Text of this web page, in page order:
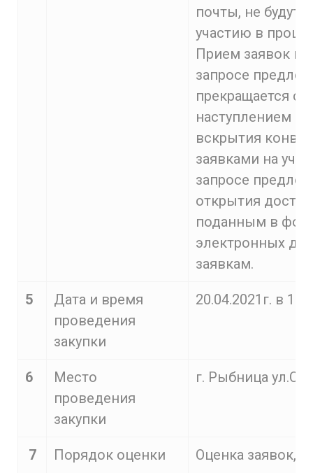
почты, не будут
участию в
Прием заявок на
запросе
прекращается с
наступлением
вскрытия
заявками на
запросе
открытия
поданным в
электронных
заявкам.
5
Дата и время
проведения
закупки
20.04.2021г. в
6
Место
проведения
закупки
г. Рыбница
7
Порядок оценки
Оценка заявок,